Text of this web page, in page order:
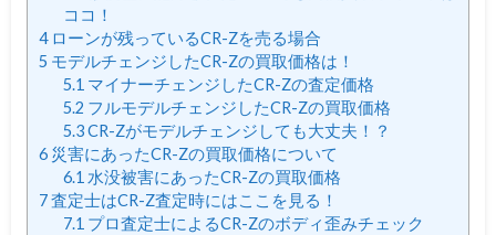
ココ！
4ローンが残っているCR-Zを売る場合
5 モデルチェンジしたCR-Zの買取価格は！
5.1 マイナーチェンジしたCR-Zの査定価格
5.2 フルモデルチェンジしたCR-Zの買取価格
5.3CR-Zがモデルチェンジしても大丈夫！？
6災害にあったCR-Zの買取価格について
6.1 水没被害にあったCR-Zの買取価格
7査定士はCR-Z査定時にはここを見る！
7.1 プロ査定士によるCR-Zのボディ歪みチェック